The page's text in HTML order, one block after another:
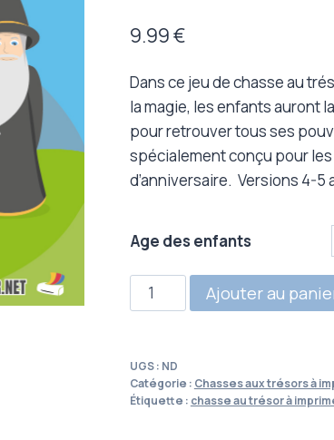
9.99€
Dans ce jeu de chasse au
la magie, les enfants auront
pour retrouver tous ses
spécialement conçu pour
d’anniversaire. Versions 4-5
Age des enfants
quantité
de
au
trésor
enfants
Ajouter au
UGS : ND
Catégorie : Chasses aux trésors à
Étiquette : chasse au trésor à